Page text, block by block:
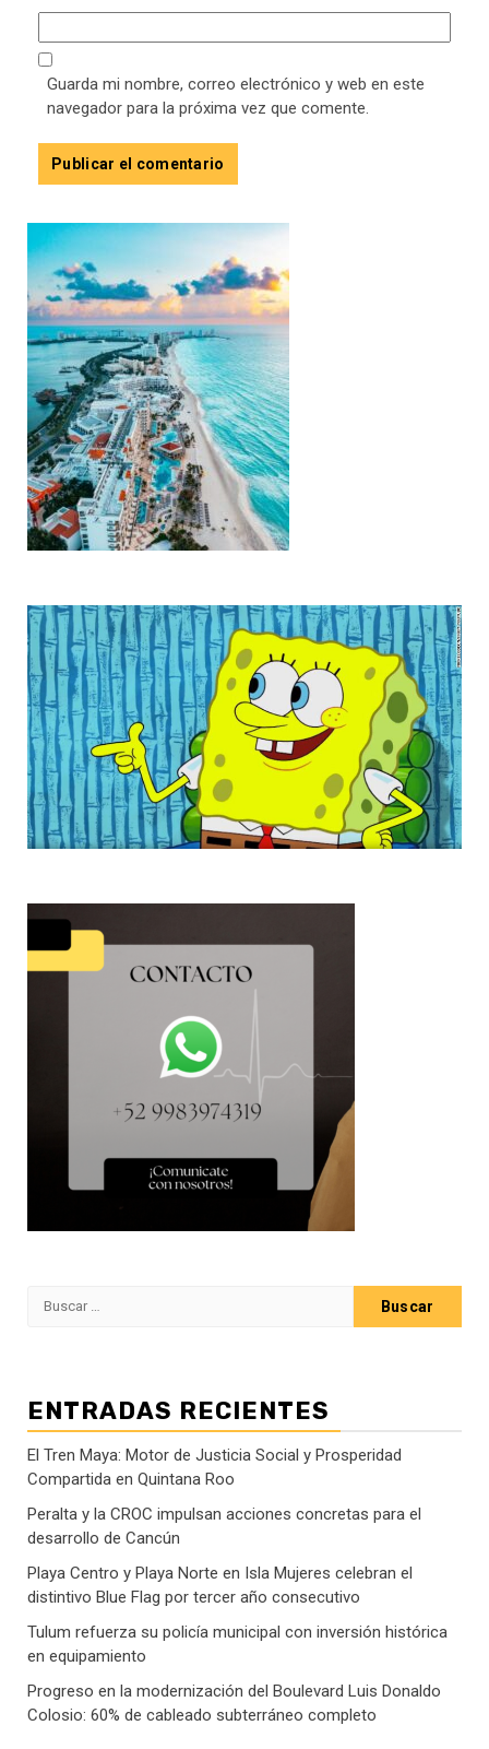
Guarda mi nombre, correo electrónico y web en este
navegador para la próxima vez que comente.
Buscar:
ENTRADAS RECIENTES
El Tren Maya: Motor de Justicia Social y Prosperidad
Compartida en Quintana Roo
Peralta y la CROC impulsan acciones concretas para el
desarrollo de Cancún
Playa Centro y Playa Norte en Isla Mujeres celebran el
distintivo Blue Flag por tercer año consecutivo
Tulum refuerza su policía municipal con inversión histórica
en equipamiento
Progreso en la modernización del Boulevard Luis Donaldo
Colosio: 60% de cableado subterráneo completo